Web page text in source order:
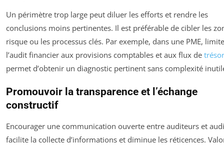
Un périmètre trop large peut diluer les efforts et rendre les
conclusions moins pertinentes. Il est préférable de cibler les
risque ou les processus clés. Par exemple, dans une PME,
l’audit financier aux provisions comptables et aux flux de
permet d’obtenir un diagnostic pertinent sans complexité
Promouvoir la transparence et l’échange
constructif
Encourager une communication ouverte entre auditeurs et
facilite la collecte d’informations et diminue les réticences.